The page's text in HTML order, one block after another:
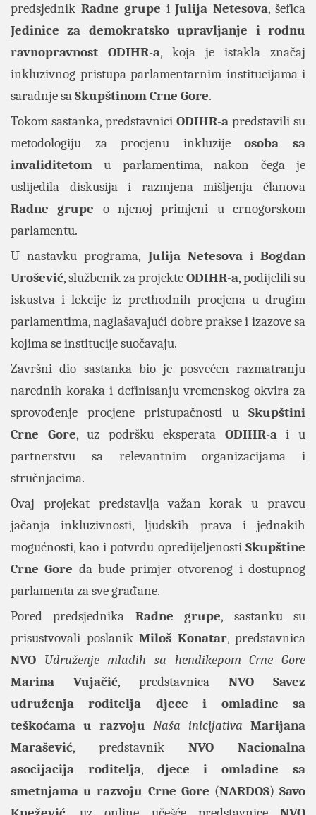
predsjednik Radne grupe i Julija Netesova, šefica
Jedinice za demokratsko upravljanje i rodnu
ravnopravnost ODIHR-a, koja je istakla značaj
inkluzivnog pristupa parlamentarnim institucijama i
saradnje saSkupštinom Crne Gore.
Tokom sastanka, predstavnici ODIHR-a predstavili su
metodologiju za procjenu inkluzijeosoba sa
invaliditetom u parlamentima, nakon čega je
uslijedila diskusija i razmjena mišljenja članova
Radne grupe o njenoj primjeni u crnogorskom
parlamentu.
U nastavku programa, Julija NetesovaiBogdan
Urošević, službenik za projekteODIHR-a, podijelili su
iskustva i lekcije iz prethodnih procjena u drugim
parlamentima, naglašavajući dobre prakse i izazove sa
kojima se institucije suočavaju.
Završni dio sastanka bio je posvećen razmatranju
narednih koraka i definisanju vremenskog okvira za
sprovođenje procjene pristupačnosti u Skupštini
Crne Gore, uz podršku eksperata ODIHR-ai u
partnerstvu sa relevantnim organizacijama i
stručnjacima.
Ovaj projekat predstavlja važan korak u pravcu
jačanja inkluzivnosti, ljudskih prava i jednakih
mogućnosti, kao i potvrdu opredijeljenosti Skupštine
Crne Gore da bude primjer otvorenog i dostupnog
parlamenta za sve građane.
Pored predsjednika Radne grupe, sastanku su
prisustvovali poslanik Miloš Konatar, predstavnica
NVO Udruženje mladih sa hendikepom Crne Gore
Marina Vujačić, predstavnica NVO Savez
udruženja roditelja djece i omladine sa
teškoćama u razvoju Naša inicijativa Marijana
Marašević, predstavnik NVO Nacionalna
asocijacija roditelja, djece i omladine sa
smetnjama u razvoju Crne Gore (NARDOS)Savo